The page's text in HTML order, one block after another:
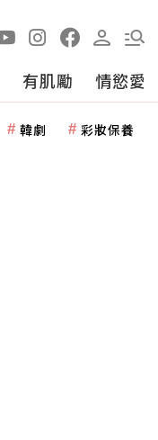
有肌勵 情慾愛
韓劇 彩妝保養